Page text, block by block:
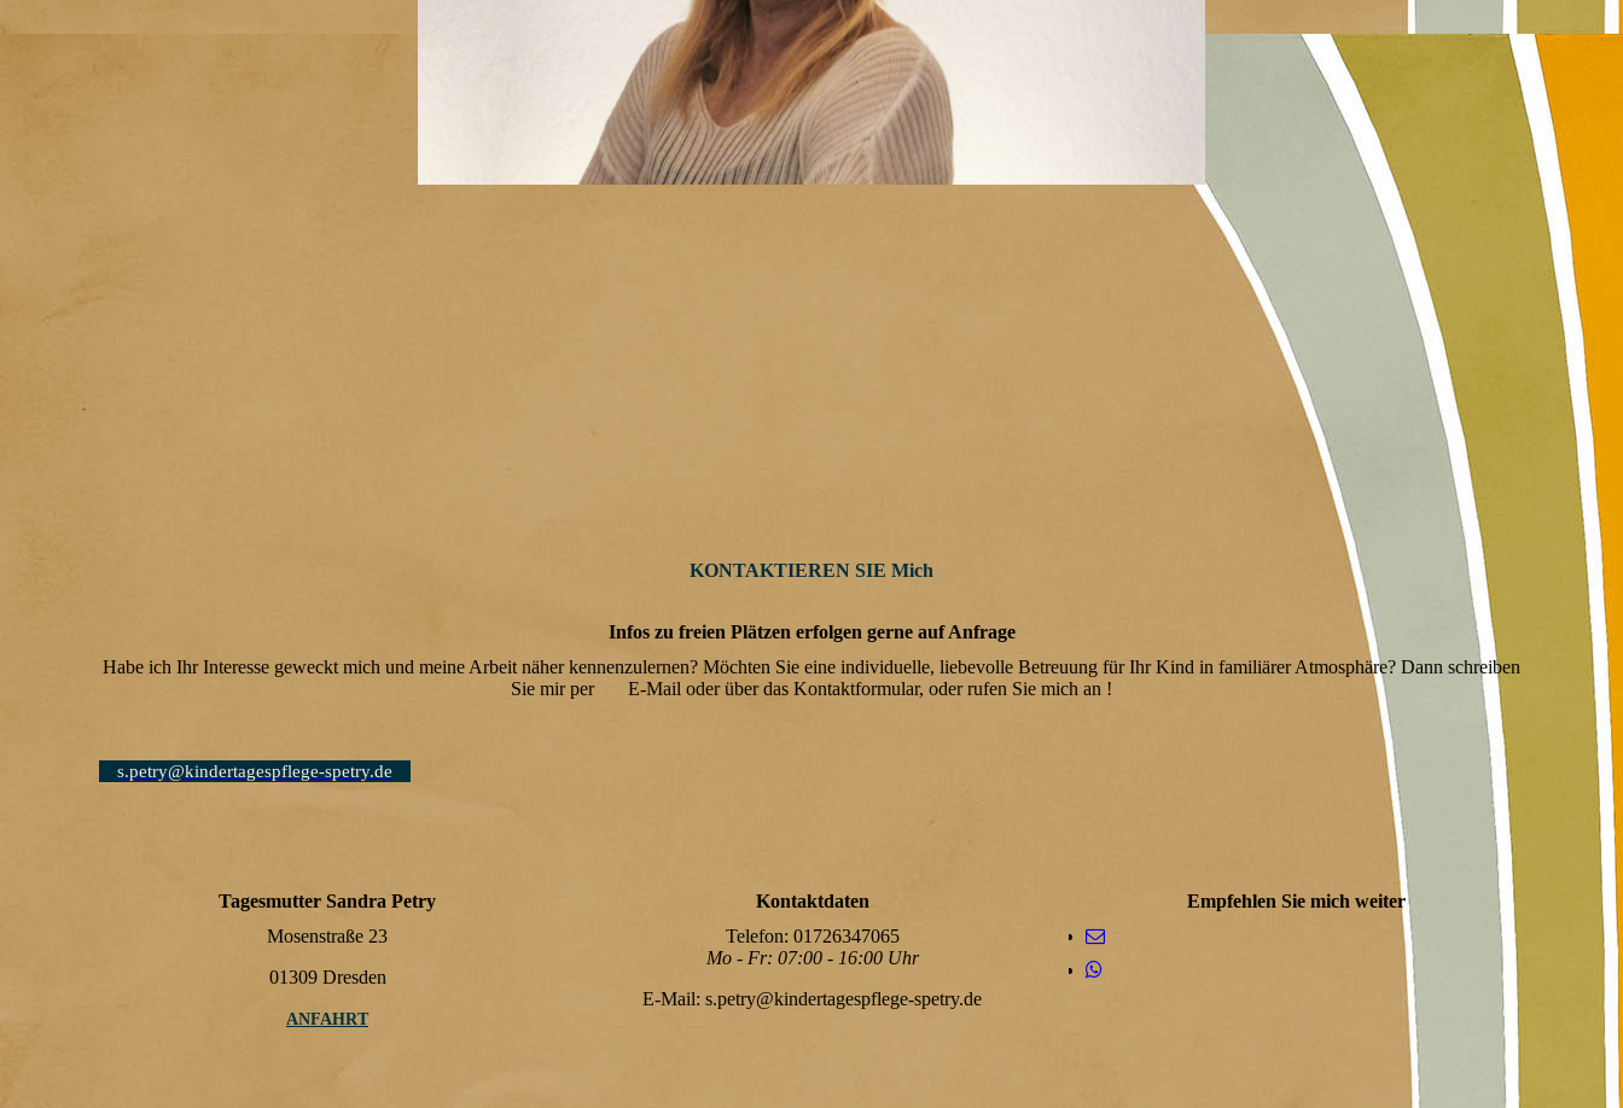
KONTAKTIEREN SIE Mich
Infos zu freien Plätzen erfolgen gerne auf Anfrage
Habe ich Ihr Interesse geweckt mich und meine Arbeit näher kennenzulernen? Möchten Sie eine individuelle, liebevolle Betreuung für Ihr Kind in familiärer Atmosphäre? Dann schreiben
Sie mir per E-Mail oder über das Kontaktformular, oder rufen Sie mich an !
s.petry@kindertagespflege-spetry.de
Tagesmutter Sandra Petry
Mosenstraße 23
01309 Dresden
ANFAHRT
Kontaktdaten
Telefon: 01726347065
Mo - Fr: 07:00 - 16:00 Uhr
E-Mail: s.petry@kindertagespflege-spetry.de
Empfehlen Sie mich weiter